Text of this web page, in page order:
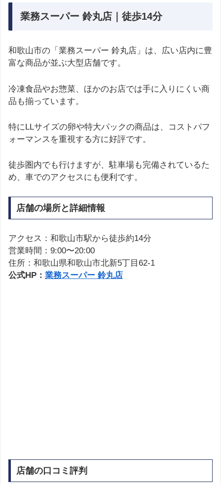
業務スーパー 鈴丸店｜徒歩14分
和歌山市の「業務スーパー 鈴丸店」は、広い店内に豊
富な商品が並ぶ大型店舗です。
冷凍食品やお惣菜、ほかのお店では手に入りにくい商
品も揃っています。
特にLLサイズの卵や特大パックの商品は、コストパフ
ォーマンスを重視する方に好評です。
徒歩圏内でも行けますが、駐車場も完備されているた
め、車でのアクセスにも便利です。
店舗の場所と詳細情報
アクセス：和歌山市駅から徒歩約14分
営業時間：9:00〜20:00
住所：和歌山県和歌山市北新5丁目62-1
公式HP： 業務スーパー 鈴丸店
店舗の口コミ評判